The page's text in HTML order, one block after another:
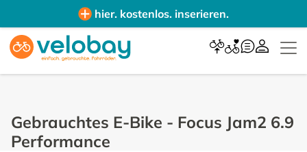
hier. kostenlos. inserieren.
Gebrauchtes E-Bike - Focus Jam2 6.9
Performance